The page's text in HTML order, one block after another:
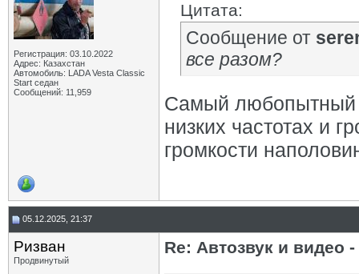
Регистрация: 03.10.2022
Адрес: Казахстан
Автомобиль: LADA Vesta Classic
Start седан
Сообщений: 11,959
Цитата:
Сообщение от
все разом?
Самый любопытный
низких частотах и
громкости
05.12.2025, 21:37
Ризван
Продвинутый
Re: Автозвук и видео -